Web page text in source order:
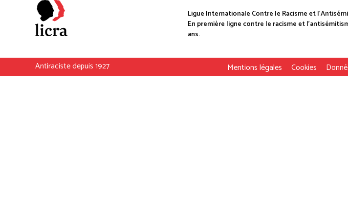
Ligue Internationale Contre le Racisme et
En première ligne contre le racisme et
ans.
Mentions légales Cookies
Antiraciste depuis 1927